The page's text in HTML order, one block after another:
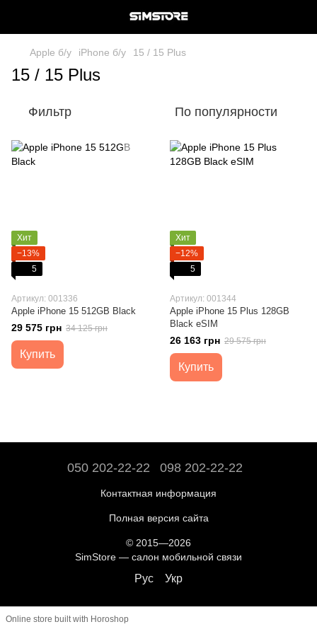
Apple б/у iPhone б/у 15 / 15 Plus
15 / 15 Plus
Фильтр По популярности
Хит
−13%
5
Артикул: 001336
Apple iPhone 15 512GB Black
29 575 грн 34 125 грн
Купить
Хит
−12%
5
Артикул: 001344
Apple iPhone 15 Plus 128GB
Black eSIM
26 163 грн 29 575 грн
Купить
050 202-22-22 098 202-22-22
Контактная информация
Полная версия сайта
© 2015—2026
SimStore — салон мобильной связи
Рус Укр
Online store built with Horoshop